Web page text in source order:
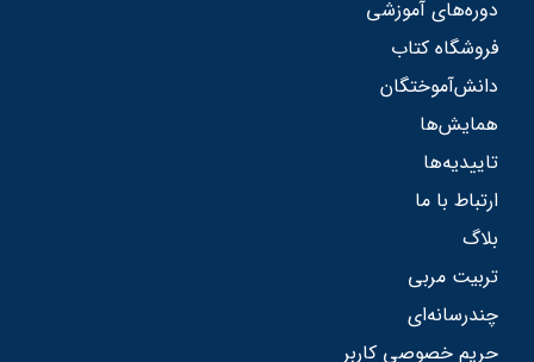
دوره‌های آموزشی
فروشگاه کتاب
دانش‌آموختگان
همایش‌ها
تاییدیه‌ها
ارتباط با ما
بلاگ
تربیت مربی
چندرسانه‌ای
حریم خصوصی کاربر